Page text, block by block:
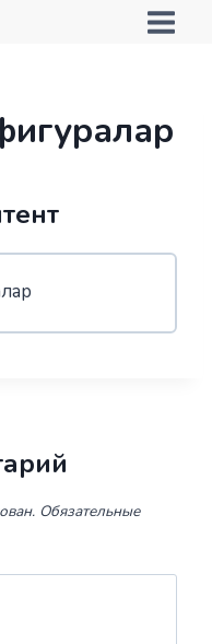
Обязательные